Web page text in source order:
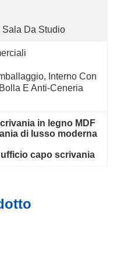
Sala Da Studio
Interno Con
E Anti-Ceneria
in legno MDF
di lusso moderna
capo scrivania